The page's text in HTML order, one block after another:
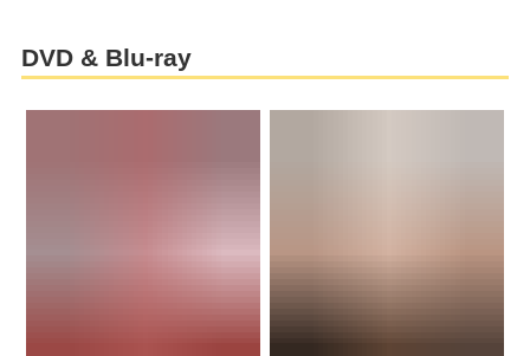
DVD & Blu-ray